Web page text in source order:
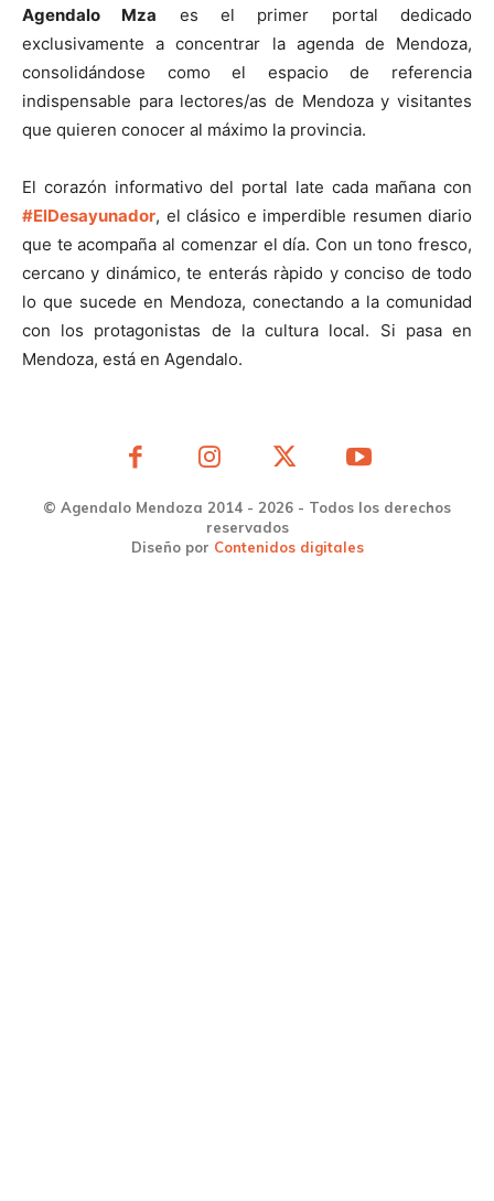
Agendalo Mza es el primer portal dedicado
exclusivamente a concentrar la agenda de Mendoza,
consolidándose como el espacio de referencia
indispensable para lectores/as de Mendoza y visitantes
que quieren conocer al máximo la provincia.
El corazón informativo del portal late cada mañana con
#ElDesayunador, el clásico e imperdible resumen diario
que te acompaña al comenzar el día. Con un tono fresco,
cercano y dinámico, te enterás ràpido y conciso de todo
lo que sucede en Mendoza, conectando a la comunidad
con los protagonistas de la cultura local. Si pasa en
Mendoza, está en Agendalo.
© Agendalo Mendoza 2014 - 2026 - Todos los derechos
reservados
Diseño por Contenidos digitales